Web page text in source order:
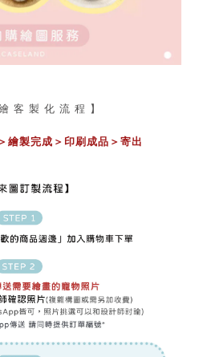
客 製 化 流 程 】
＞ 繪製完成 ＞ 印刷成品 ＞ 寄出